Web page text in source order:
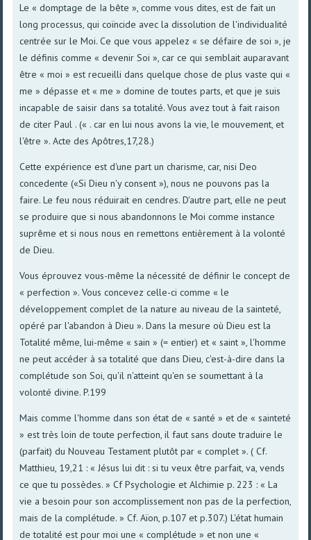
Le « domptage de Ia bête », comme vous dites, est de fait un
long processus, qui coïncide avec la dissolution de l'individuaIité
centrée sur le Moi. Ce que vous appelez « se défaire de soi », je
le définis comme « devenir Soi », car ce qui semblait auparavant
être « moi » est recueilli dans quelque chose de plus vaste qui «
me » dépasse et « me » domine de toutes parts, et que je suis
incapable de saisir dans sa totalité. Vous avez tout à fait raison
de citer Paul . (« . car en lui nous avons la vie, le mouvement, et
l'être ». Acte des Apôtres,17,28.)
Cette expérience est d'une part un charisme, car, nisi Deo
concedente («Si Dieu n'y consent »), nous ne pouvons pas la
faire. Le feu nous réduirait en cendres. D'autre part, elle ne peut
se produire que si nous abandonnons le Moi comme instance
suprême et si nous nous en remettons entièrement à la volonté
de Dieu.
Vous éprouvez vous-même la nécessité de définir le concept de
« perfection ». Vous concevez celle-ci comme « le
développement complet de la nature au niveau de la sainteté,
opéré par l'abandon à Dieu ». Dans la mesure où Dieu est la
Totalité même, lui-même « sain » (= entier) et « saint », l'homme
ne peut accéder à sa totalité que dans Dieu, c'est-à-dire dans la
complétude son Soi, qu'il n'atteint qu'en se soumettant à la
volonté divine. P.199
Mais comme l'homme dans son état de « santé » et de « sainteté
» est très loin de toute perfection, il faut sans doute traduire le
(parfait) du Nouveau Testament plutôt par « complet ». ( Cf.
Matthieu, 19,21 : « Jésus lui dit : si tu veux être parfait, va, vends
ce que tu possèdes. » Cf Psychologie et Alchimie p. 223 : « La
vie a besoin pour son accomplissement non pas de la perfection,
mais de la complétude. » Cf. Aïon, p.107 et p.307.) L'état humain
de totalité est pour moi une « complétude » et non une «